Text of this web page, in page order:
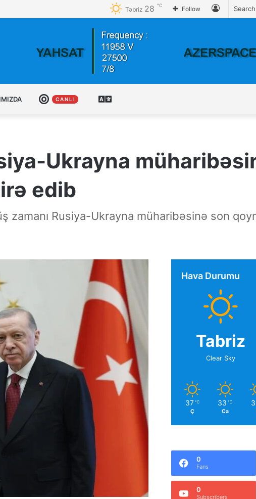
Follow
Təbriz 28 ℃
CANLI
C A N L I
Ukrayna
edib
zamanı Rusiya-Ukrayna müharibəsinə son
Hava Durumu
Tabriz
Clear Sky
37 ℃
Ç
33 ℃
Ca
0
Fans
0
Subscribers